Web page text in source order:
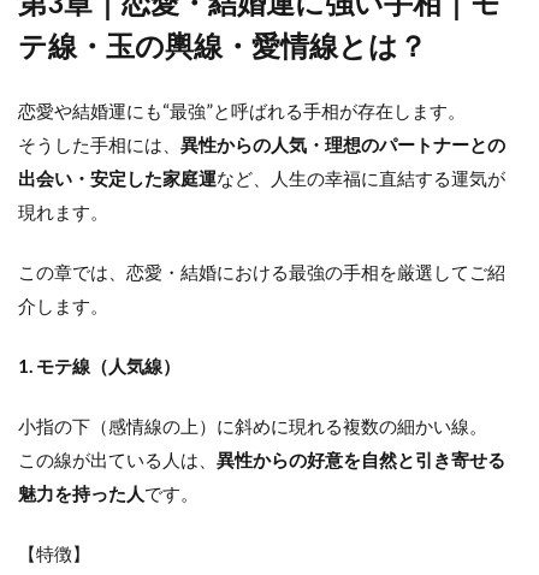
テ線・玉の輿線・愛情線とは？
恋愛や結婚運にも“最強”と呼ばれる手相が存在します。
そうした手相には、 異性からの人気・理想のパートナーとの
出会い・安定した家庭運など、人生の幸福に直結する運気が
現れます。
この章では、恋愛・結婚における最強の手相を厳選してご紹
介します。
1. モテ線（人気線）
小指の下（感情線の上）に斜めに現れる複数の細かい線。
この線が出ている人は、 異性からの好意を自然と引き寄せる
魅力を持った人です。
【特徴】